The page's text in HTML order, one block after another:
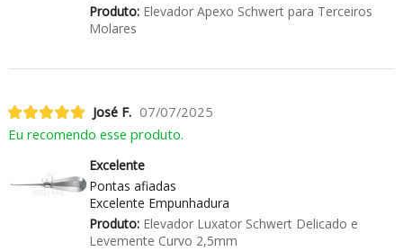
Produto:Elevador Apexo Schwert para Terceiros
Molares
José F. 07/07/2025
Eu recomendo esse produto.
Excelente
Pontas afiadas
Excelente Empunhadura
Produto:Elevador Luxator Schwert Delicado e
Levemente Curvo 2,5mm